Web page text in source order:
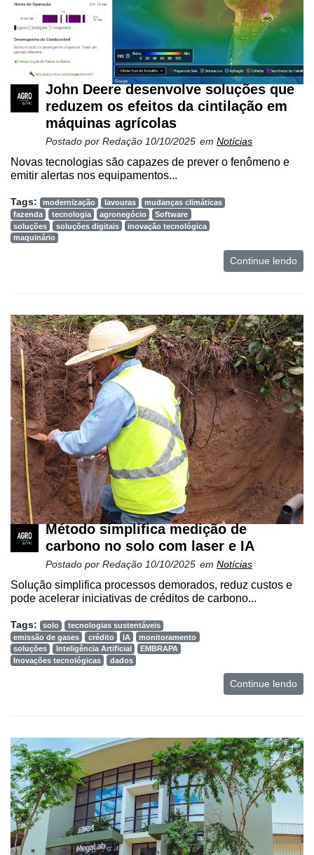
John Deere desenvolve soluções que
reduzem os efeitos da cintilação em
máquinas agrícolas
Postado por Redação 10/10/2025 em Notícias
Novas tecnologias são capazes de prever o fenômeno e
emitir alertas nos equipamentos...
Tags: modernização lavouras
mudanças climáticas
fazenda
tecnologia agronegócio
Software
soluções
soluções digitais
inovação tecnológica
maquinário
Continue lendo
Método simplifica medição de
carbono no solo com laser e IA
Postado por Redação 10/10/2025 em Notícias
Solução simplifica processos demorados, reduz custos e
pode acelerar iniciativas de créditos de carbono...
Tags: solo
tecnologias sustentáveis
emissão de gases
crédito IA
monitoramento
soluções
Inteligência Artificial
EMBRAPA
Inovações tecnológicas
dados
Continue lendo